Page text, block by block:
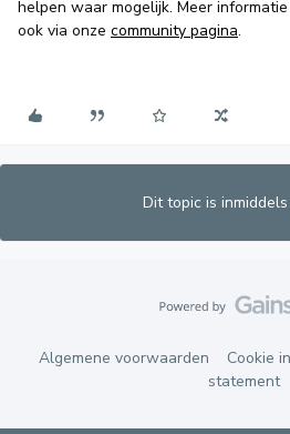
helpen waar mogelijk. Meer
ook via onze community pagina.
Dit topic is
Algemene voorwaarden Cookie
statement